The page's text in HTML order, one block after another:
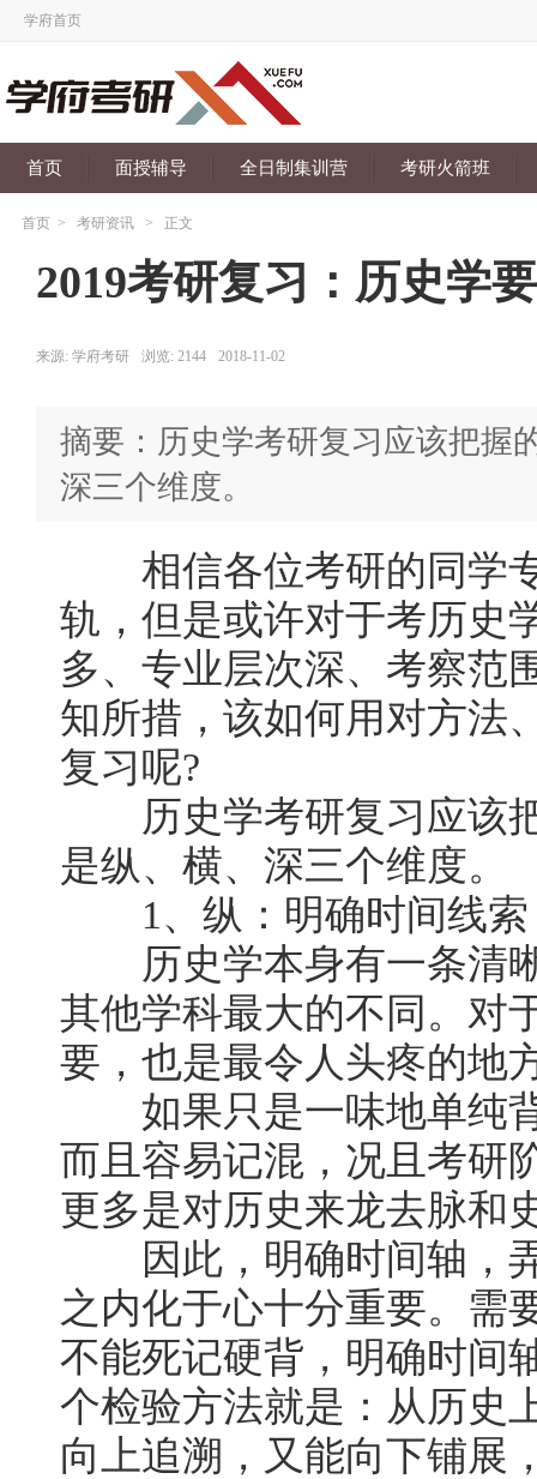
学府首页
首页 面授辅导 全日制集训营 考研火箭班
首页 > 考研资讯 > 正文
2019考研复习：历史学
来源: 学府考研 浏览: 2144 2018-11-02
摘要：历史学考研复习应该把握
深三个维度。
相信各位考研的同学
轨，但是或许对于考历史
多、专业层次深、考察范
知所措，该如何用对方法
复习呢?
历史学考研复习应该把
是纵、横、深三个维度。
1、纵：明确时间线索
历史学本身有一条清晰
其他学科最大的不同。对
要，也是最令人头疼的地
如果只是一味地单纯背
而且容易记混，况且考研
更多是对历史来龙去脉和
因此，明确时间轴，弄
之内化于心十分重要。需
不能死记硬背，明确时间
个检验方法就是：从历史
向上追溯，又能向下铺展